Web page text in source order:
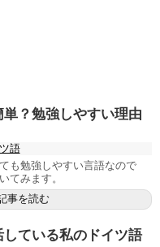
単？勉強しやすい理由
語
も勉強しやすい言語なので
てみます。
事を読む
している私のドイツ語